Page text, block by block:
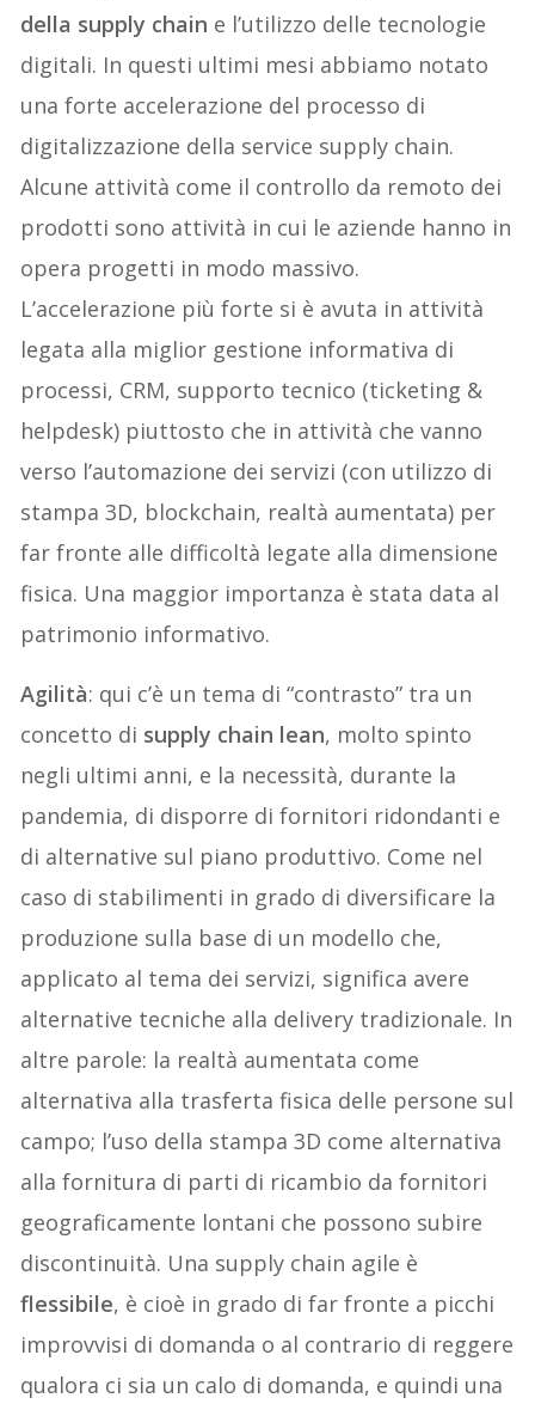
della supply chain e l’utilizzo delle tecnologie
digitali. In questi ultimi mesi abbiamo notato
una forte accelerazione del processo di
digitalizzazione della service supply chain.
Alcune attività come il controllo da remoto dei
prodotti sono attività in cui le aziende hanno in
opera progetti in modo massivo.
L’accelerazione più forte si è avuta in attività
legata alla miglior gestione informativa di
processi, CRM, supporto tecnico (ticketing &
helpdesk) piuttosto che in attività che vanno
verso l’automazione dei servizi (con utilizzo di
stampa 3D, blockchain, realtà aumentata) per
far fronte alle difficoltà legate alla dimensione
fisica. Una maggior importanza è stata data al
patrimonio informativo.
Agilità: qui c’è un tema di “contrasto” tra un
concetto di supply chain lean, molto spinto
negli ultimi anni, e la necessità, durante la
pandemia, di disporre di fornitori ridondanti e
di alternative sul piano produttivo. Come nel
caso di stabilimenti in grado di diversificare la
produzione sulla base di un modello che,
applicato al tema dei servizi, significa avere
alternative tecniche alla delivery tradizionale. In
altre parole: la realtà aumentata come
alternativa alla trasferta fisica delle persone sul
campo; l’uso della stampa 3D come alternativa
alla fornitura di parti di ricambio da fornitori
geograficamente lontani che possono subire
discontinuità. Una supply chain agile è
flessibile, è cioè in grado di far fronte a picchi
improvvisi di domanda o al contrario di reggere
qualora ci sia un calo di domanda, e quindi una